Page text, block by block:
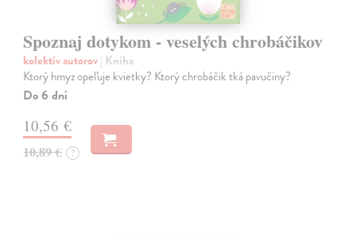
Spoznaj dotykom - veselých chrobáčikov
kolektív autorov| Kniha
Ktorý hmyz opeľuje kvietky? Ktorý chrobáčik tká pavučiny?
Do 6 dní
10,56 €
10,89 € ?